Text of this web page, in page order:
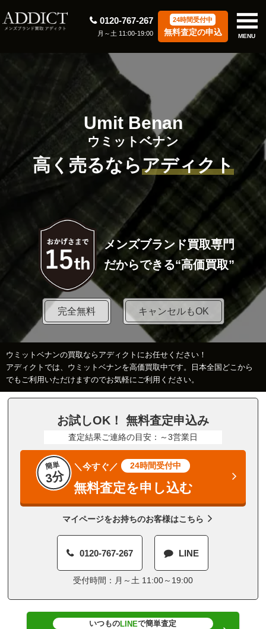
0120-767-267
月～土 11:00-19:00
24時間受付中
無料査定の申込 MENU
Umit Benan
ウミットベナン
高く売るならアディクト
メンズブランド買取専門
だからできる“高価買取”
完全無料 キャンセルもOK
ウミットベナンの買取ならアディクトにお任せください！
アディクトでは、ウミットベナンを高価買取中です。日本全国どこから
でもご利用いただけますのでお気軽にご利用ください。
お試しOK！ 無料査定申込み
査定結果ご連絡の目安：～3営業日
簡単
3分
＼今すぐ／ 24時間受付中
無料査定を申し込む
マイページをお持ちのお客様はこちら
0120-767-267 LINE
受付時間：月～土 11:00～19:00
いつものLINEで簡単査定